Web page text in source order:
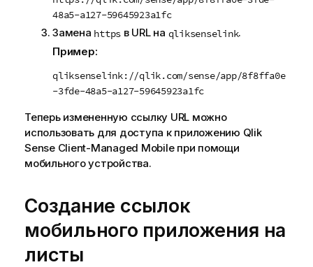
48a5-a127-59645923a1fc
Замена https в URLна qliksenselink.
Пример:
qliksenselink://qlik.com/sense/app/8f8ffa0e
-3fde-48a5-a127-59645923a1fc
Теперь измененную ссылку URL можно
использовать для доступа к приложению Qlik
Sense Client-Managed Mobileпри помощи
мобильного устройства.
Создание ссылок
мобильного приложения на
листы